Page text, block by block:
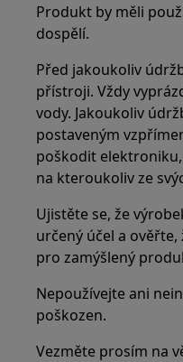
Produkt by měli
dospělí.
Před jakoukoliv
přístroji. Vždy
vody. Jakoukoliv
postaveným
poškodit
na kteroukoliv ze
Ujistěte se, že
určený účel a
pro zamýšlený
Nepoužívejte ani
poškozen.
Vezměte prosím na